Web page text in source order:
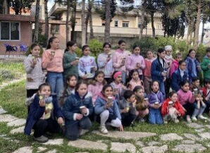
Zum Hauptinhalt springen
Erklärung zur Barrierefreiheit anzeigen